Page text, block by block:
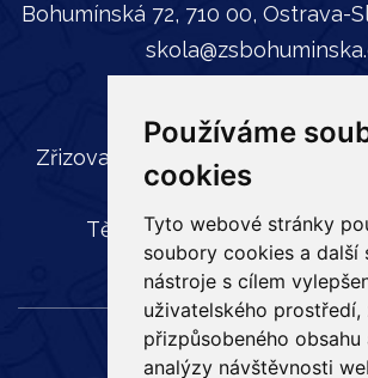
Používáme
cookies
Tyto webové stránky
soubory cookies a další
nástroje s cílem
uživatelského prostředí,
přizpůsobeného obsahu
analýzy návštěvnosti
Bohumínská 72, 710 00, Ostrava-
Zřizovatel: Statutární město
obvod Slezská
Těšínská 35, 710 16 Slezská